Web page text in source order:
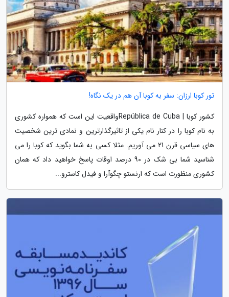
تور کوبا ارزان: سفر به کوبا آن هم در یک نگاه!
کشور کوبا | República de Cubaواقعیت این است که همواره کشوری
به نام کوبا را در کنار نام یکی از تاثیرگذارترین و نمادی ترین شخصیت
های سیاسی قرن 21 می آوریم. مثلا کسی به شما بگوید که کوبا را می
شناسید شما بی شک در 90 درصد اوقات پاسخ خواهید داد که همان
کشوری منظورت است که ارنستو چگوآرا و فیدل کاسترو...